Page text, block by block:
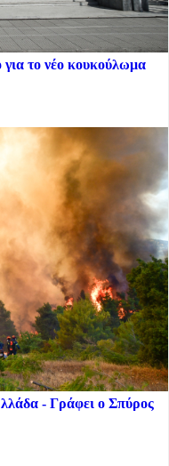
για το νέο κουκούλωμα
- Γράφει ο Σπύρος